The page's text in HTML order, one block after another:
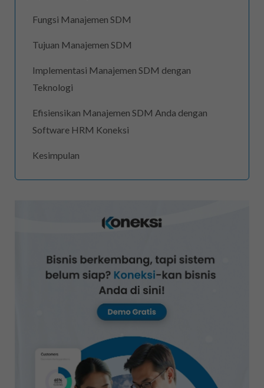
Fungsi Manajemen SDM
Tujuan Manajemen SDM
Implementasi Manajemen SDM dengan
Teknologi
Efisiensikan Manajemen SDM Anda dengan
Software HRM Koneksi
Kesimpulan